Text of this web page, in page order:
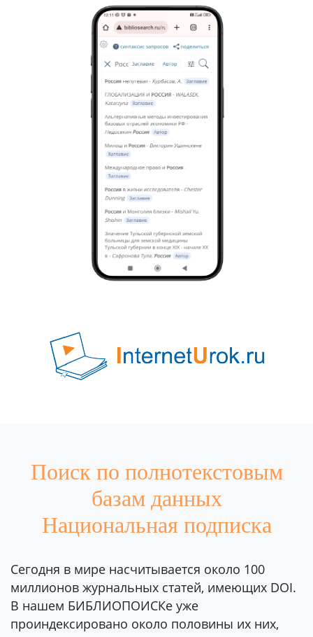
Поиск по полнотекстовым
базам данных
Национальная подписка
Сегодня в мире насчитывается около 100
миллионов журнальных статей, имеющих DOI.
В нашем БИБЛИОПОИСКе уже
проиндексировано около половины их них,